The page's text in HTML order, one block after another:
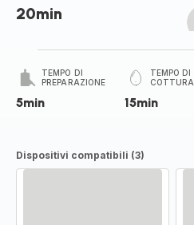
20min
TEMPO DI
PREPARAZIONE
5min
TEMPO DI
COTTURA
15min
Dispositivi compatibili (3)